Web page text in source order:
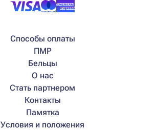
Способы оплаты
ПМР
Бельцы
О нас
Стать партнером
Контакты
Памятка
Условия и положения